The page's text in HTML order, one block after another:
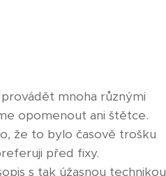
mnoha různými
opomenout ani štětce.
že to bylo časově trošku
před fixy.​
s tak úžasnou technikou